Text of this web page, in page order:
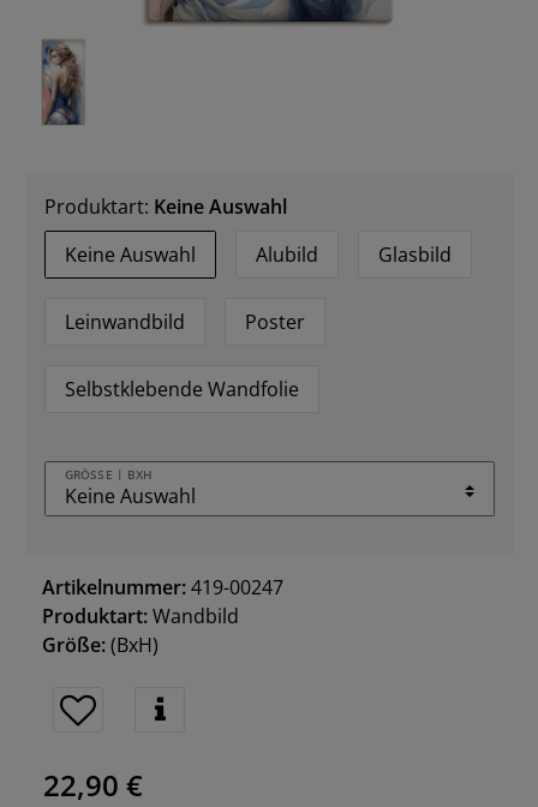
Produktart: Keine Auswahl
Keine Auswahl
Alubild Glasbild
Leinwandbild Poster
Selbstklebende Wandfolie
GRÖSSE | BXH
Artikelnummer:419-00247
Produktart:Wandbild
Größe:(BxH)
22,90 €